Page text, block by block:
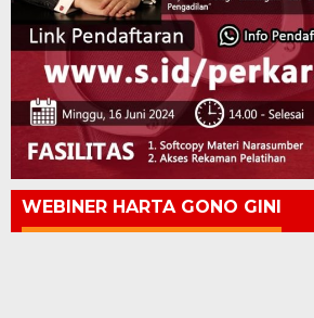
WEBINER HARTA GONO GINI